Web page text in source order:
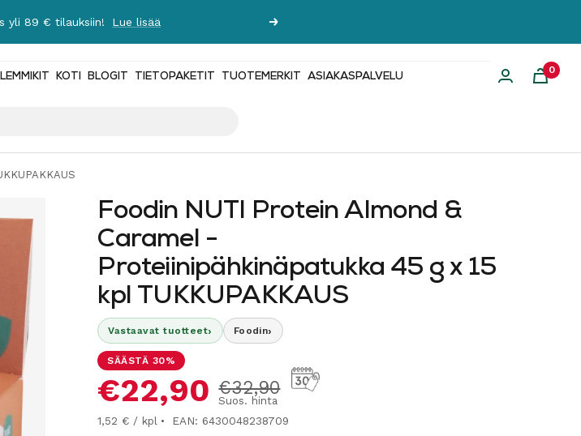
yli 89 € tilauksiin! Lue lisää Seuraava
LEMMIKIT KOTI BLOGIT TIETOPAKETIT TUOTEMERKIT ASIAKASPALVELU
0
Foodin NUTI Protein Almond &
Caramel -
Proteiinipähkinäpatukka 45 g x 15
kpl TUKKUPAKKAUS
Vastaavat tuotteet› Foodin›
SÄÄSTÄ 30%
Alennushinta
€22,90 Normaalihinta
€32,90
Suos. hinta
1,52 € / kpl
EAN: 6430048238709